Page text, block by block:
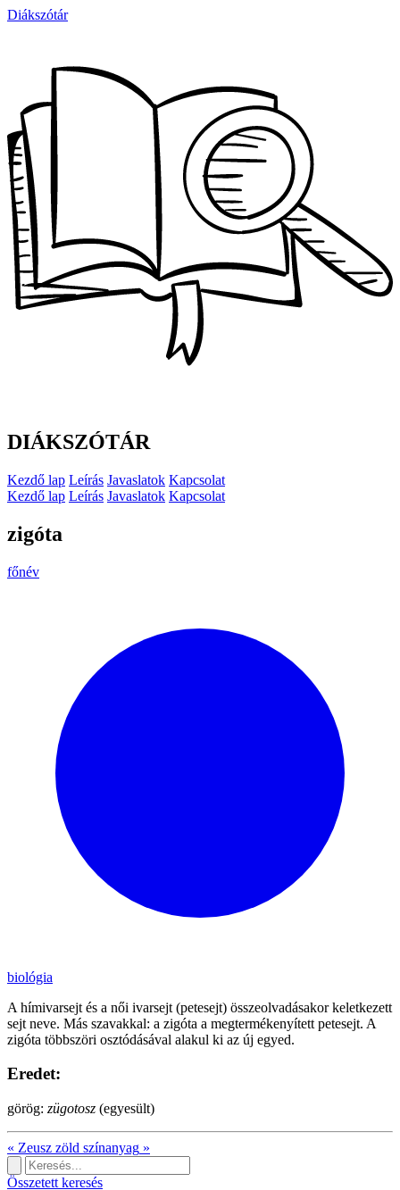
Diákszótár
DIÁKSZÓTÁR
Kezdő lap Leírás Javaslatok Kapcsolat
Kezdő lap Leírás Javaslatok Kapcsolat
zigóta
főnév
biológia
A hímivarsejt és a női ivarsejt (petesejt) összeolvadásakor keletkezett
sejt neve. Más szavakkal: a zigóta a megtermékenyített petesejt. A
zigóta többszöri osztódásával alakul ki az új egyed.
Eredet:
görög: zügotosz (egyesült)
« Zeusz zöld színanyag »
Összetett keresés